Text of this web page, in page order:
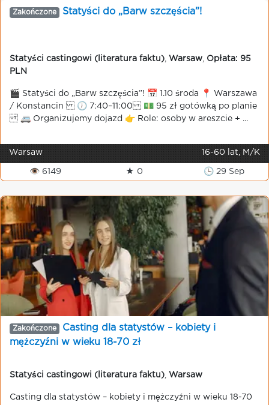
Zakończone Statyści do „Barw szczęścia”!
Statyści castingowi (literatura faktu) Warsaw
Opłata: 95
PLN
🎬 Statyści do „Barw szczęścia”! 📅 1.10 środa 📍 Warszawa
/ Konstancin 🕖 7:40–11:00 💵 95 zł gotówką po planie
🚐 Organizujemy dojazd 👉 Role: osoby w areszcie + ...
Warsaw 16-60 lat, M/K
👁 6149 ★ 0 🕒 29 Sep
Zakończone
Casting dla statystów – kobiety i
mężczyźni w wieku 18-70 zł
Statyści castingowi (literatura faktu) Warsaw
Casting dla statystów – kobiety i mężczyźni w wieku 18-70